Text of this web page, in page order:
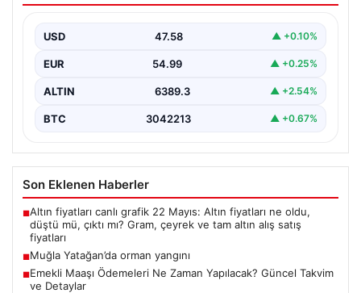
USD 47.58 ▲ +0.10%
EUR 54.99 ▲ +0.25%
ALTIN 6389.3 ▲ +2.54%
BTC 3042213 ▲ +0.67%
Son Eklenen Haberler
■Altın fiyatları canlı grafik 22 Mayıs: Altın fiyatları ne oldu,
düştü mü, çıktı mı? Gram, çeyrek ve tam altın alış satış
fiyatları
■Muğla Yatağan’da orman yangını
■Emekli Maaşı Ödemeleri Ne Zaman Yapılacak? Güncel Takvim
ve Detaylar